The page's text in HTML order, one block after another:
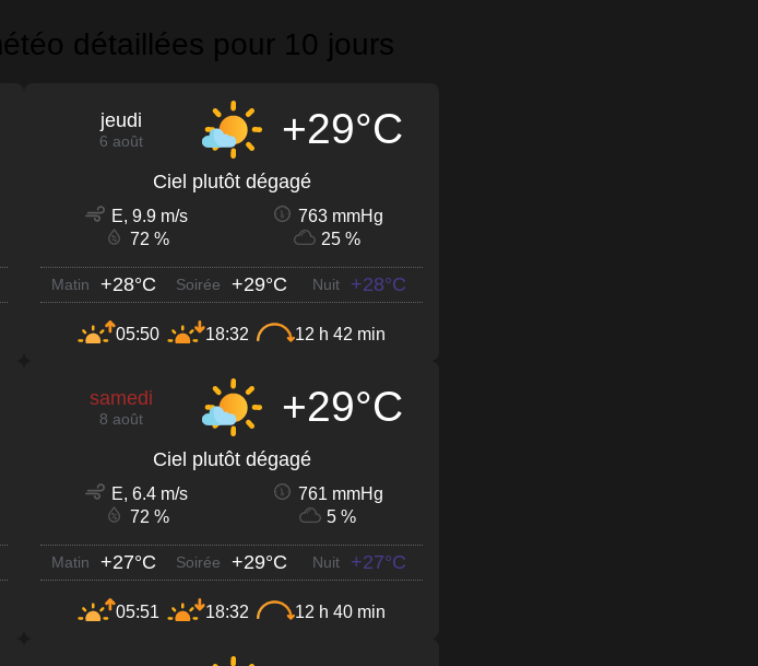
détaillées pour 10 jours
jeudi
6 août +29°C
Ciel plutôt dégagé
E, 9.9 m/s
763 mmHg
72 %
25 %
Matin +28°C Soirée +29°C Nuit +28°C
05:50 18:32 12 h 42 min
samedi
8 août +29°C
Ciel plutôt dégagé
E, 6.4 m/s
761 mmHg
72 %
5 %
Matin +27°C Soirée +29°C Nuit +27°C
05:51 18:32 12 h 40 min